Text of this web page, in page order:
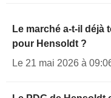
Le marché a-t-il déjà
pour Hensoldt ?
Le 21 mai 2026 à